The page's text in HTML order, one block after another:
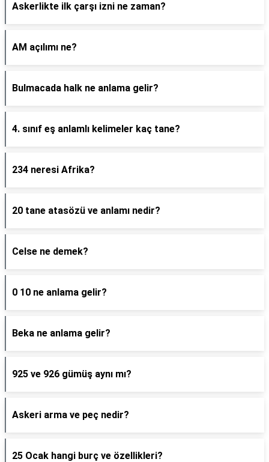
Askerlikte ilk çarşı izni ne zaman?
AM açılımı ne?
Bulmacada halk ne anlama gelir?
4. sınıf eş anlamlı kelimeler kaç tane?
234 neresi Afrika?
20 tane atasözü ve anlamı nedir?
Celse ne demek?
0 10 ne anlama gelir?
Beka ne anlama gelir?
925 ve 926 gümüş aynı mı?
Askeri arma ve peç nedir?
25 Ocak hangi burç ve özellikleri?